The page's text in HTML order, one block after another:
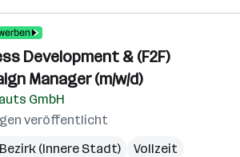
Development & (F2F)
Manager (m/w/d)
GmbH
veröffentlicht
Bezirk (Innere Stadt)
Vollzeit